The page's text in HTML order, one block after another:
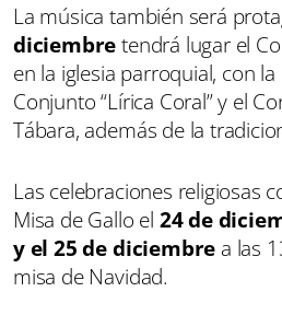
La música también será
diciembretendrá lugar el
en la iglesia parroquial, con
Conjunto “Lírica Coral” y el
Tábara, además de la
Las celebraciones religiosas
Misa de Gallo el 24 de
y el 25 de diciembre a las
misa de Navidad.